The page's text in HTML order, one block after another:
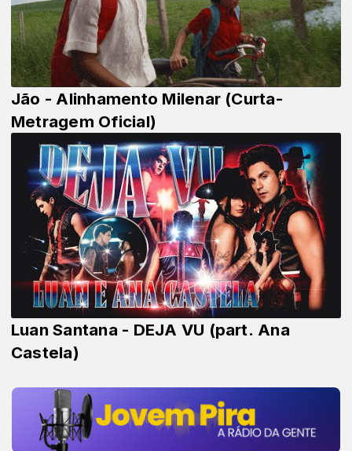
Jão - Alinhamento Milenar (Curta-
Metragem Oficial)
Luan Santana - DEJA VU (part. Ana
Castela)